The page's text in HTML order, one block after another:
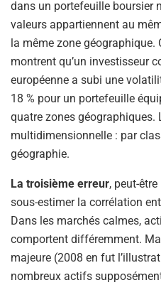
dans un portefeuille boursier
valeurs appartiennent au
la même zone
montrent qu’un investisseur
européenne a subi une
18 % pour un portefeuille
quatre zones géographiques.
multidimensionnelle : par
géographie.
La troisième erreur, peut-
sous-estimer la corrélation
Dans les marchés calmes,
comportent différemment.
majeure (2008 en fut
nombreux actifs